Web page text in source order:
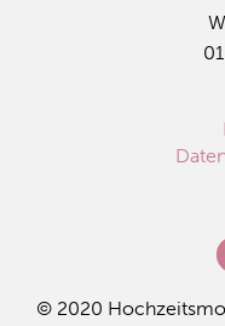
© 2020